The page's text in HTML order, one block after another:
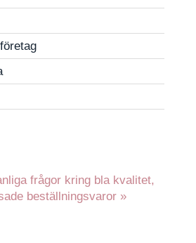
frågor kring bla kvalitet,
beställningsvaror »